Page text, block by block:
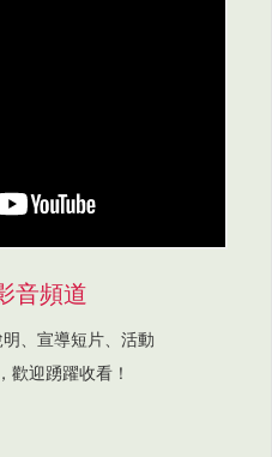
音頻道
、宣導短片、活動
歡迎踴躍收看！